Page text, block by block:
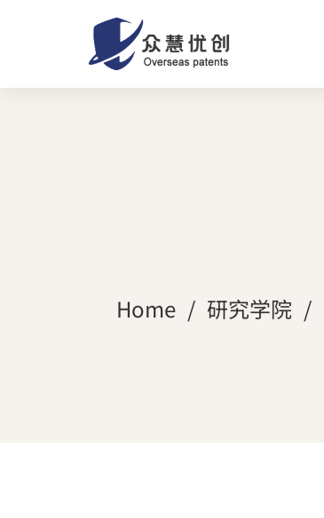
Home 研究学院